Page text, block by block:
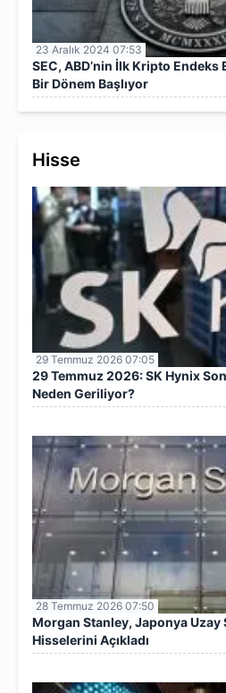
23 Aralık 2024 07:53
SEC, ABD’nin İlk Kripto Endeks
Bir Dönem Başlıyor
Hisse
29 Temmuz 2026 07:05
29 Temmuz 2026: SK Hynix
Neden Geriliyor?
28 Temmuz 2026 07:50
Morgan Stanley, Japonya Uzay
Hisselerini Açıkladı